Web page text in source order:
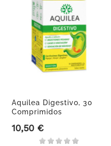
Aquilea Digestivo, 30
Comprimidos
Precio
10,50 €